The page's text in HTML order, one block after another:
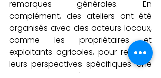
remarques générales. En
complément, des ateliers ont été
organisés avec des acteurs locaux,
comme les propriétaires et
exploitants agricoles, pour recueillir
leurs perspectives spécifiques. Une